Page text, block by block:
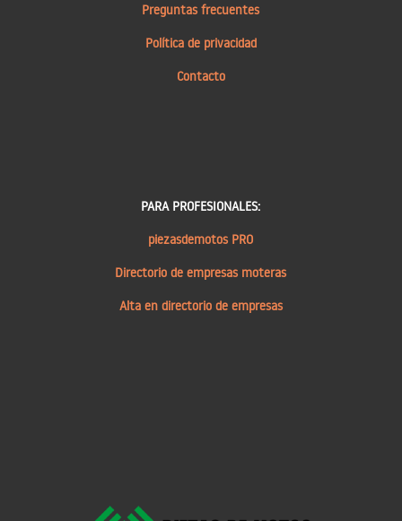
Preguntas frecuentes
Política de privacidad
Contacto
PARA PROFESIONALES:
piezasdemotos PRO
Directorio de empresas moteras
Alta en directorio de empresas